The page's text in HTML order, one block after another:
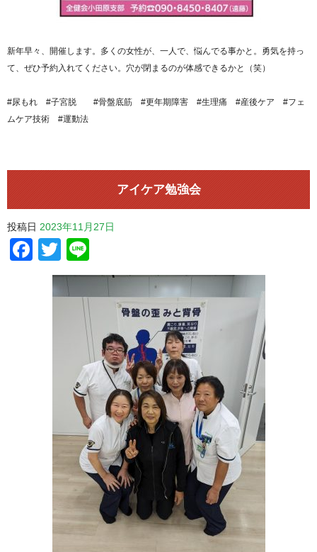
新年早々、開催します。多くの女性が、一人で、悩んでる事かと。勇気を持っ
て、ぜひ予約入れてください。穴が閉まるのが体感できるかと（笑）
#尿もれ #子宮脱 #骨盤底筋 #更年期障害 #生理痛 #産後ケア #フェ
ムケア技術 #運動法
アイケア勉強会
投稿日 2023年11月27日
Facebook
Twitter